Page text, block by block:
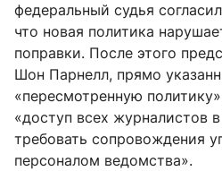
федеральный судья
что новая политика
поправки. После этого
Шон Парнелл, прямо
«пересмотренную
«доступ всех журналистов
требовать сопровождения
персоналом ведомства».